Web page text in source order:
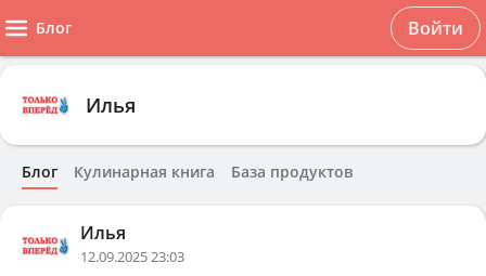
Блог Войти
Илья
Блог Кулинарная книга База продуктов
Илья
12.09.2025 23:03